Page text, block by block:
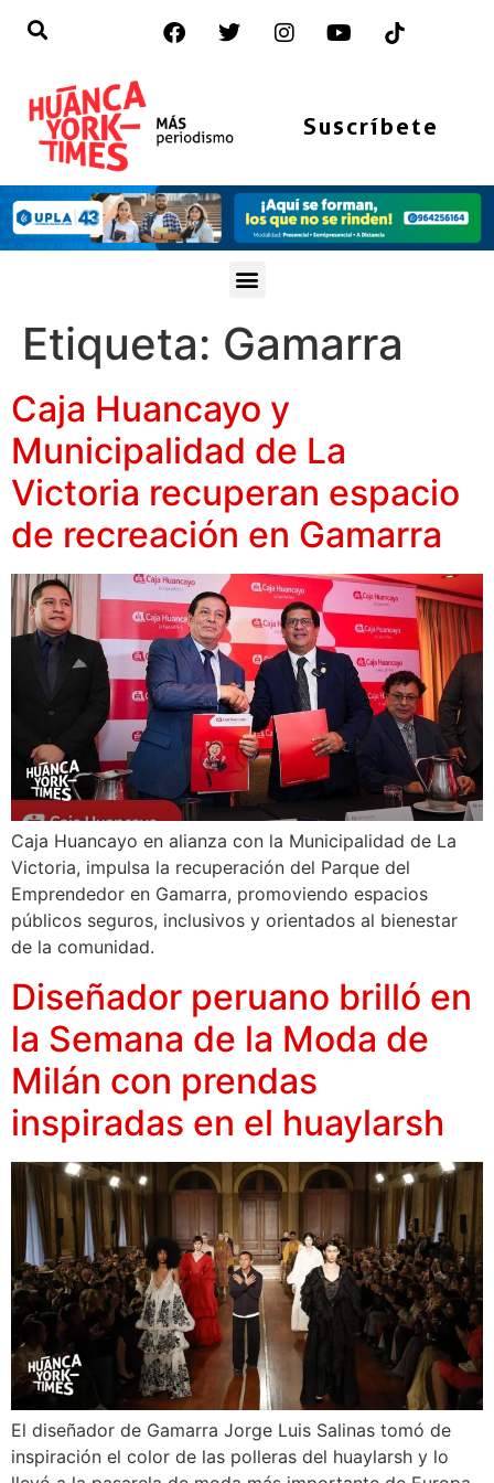
Suscríbete
Etiqueta: Gamarra
Caja Huancayo y
Municipalidad de La
Victoria recuperan espacio
de recreación en Gamarra
Caja Huancayo en alianza con la Municipalidad de La
Victoria, impulsa la recuperación del Parque del
Emprendedor en Gamarra, promoviendo espacios
públicos seguros, inclusivos y orientados al bienestar
de la comunidad.
Diseñador peruano brilló en
la Semana de la Moda de
Milán con prendas
inspiradas en el huaylarsh
El diseñador de Gamarra Jorge Luis Salinas tomó de
inspiración el color de las polleras del huaylarsh y lo